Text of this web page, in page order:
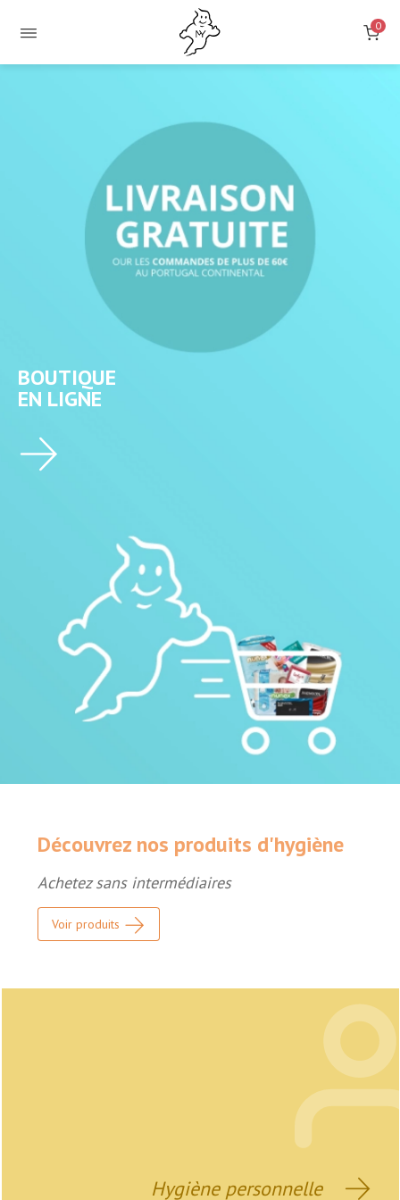
0
BOUTIQUE
EN LIGNE
Découvrez nos produits d'hygiène
Achetez sans intermédiaires
Voir produits
Hygiène personnelle